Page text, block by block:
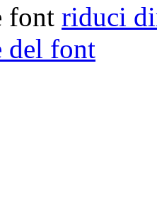
font riduci
del font